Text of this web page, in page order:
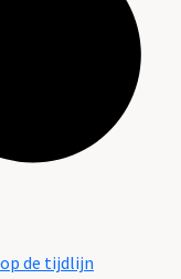
de tijdlijn